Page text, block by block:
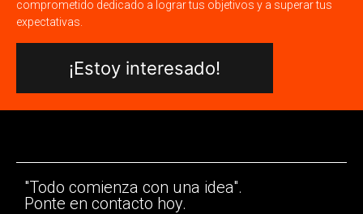
comprometido dedicado a lograr tus objetivos y a superar tus
expectativas.
¡Estoy interesado!
"Todo comienza con una idea".
Ponte en contacto hoy.